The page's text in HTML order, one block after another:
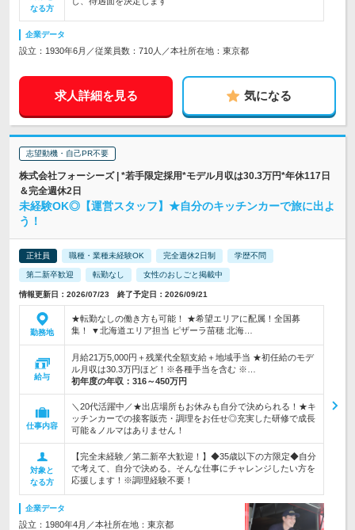
なる方
企業データ
設立：1930年6月／従業員数：710人／本社所在地：東京都
求人詳細を見る 気になる
志望動機・自己PR不要
株式会社フォーシーズ | *若手限定採用*モデル月収は30.3万円*年休117日
＆完全週休2日
未経験OK◎【運営スタッフ】★自分のキッチンカーで旅に出よ
う！
正社員 職種・業種未経験OK 完全週休2日制 学歴不問
第二新卒歓迎 転勤なし 女性のおしごと掲載中
情報更新日：2026/07/23 終了予定日：2026/09/21
勤務地
★転勤なしの働き方も可能！ ★希望エリアに配属！全国募
集！ ▼北海道エリア担当 ピザーラ苗穂 北海…
給与
月給21万5,000円＋残業代全額支給＋地域手当 ★初任給のモデ
ル月収は30.3万円ほど！※各種手当を含む ※…
初年度の年収： 316～450万円
仕事内容
＼20代活躍中／★出店場所もお休みも自分で決められる！★キ
ッチンカーでの接客販売・調理をお任せ◎充実した研修で成長
可能＆ノルマはありません！
対象と
なる方
【完全未経験／第二新卒大歓迎！】◆35歳以下の方限定◆自分
で考えて、自分で決める。そんな仕事にチャレンジしたい方を
応援します！※調理経験不要！
企業データ
設立：1980年4月／本社所在地：東京都